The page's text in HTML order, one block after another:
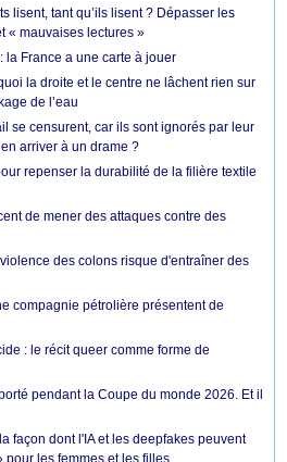
lisent, tant qu’ils lisent ? Dépasser les
« mauvaises lectures »
la France a une carte à jouer
la droite et le centre ne lâchent rien sur
de l’eau
se censurent, car ils sont ignorés par leur
arriver à un drame ?
repenser la durabilité de la filière textile
de mener des attaques contre des
des colons risque d'entraîner des
compagnie pétrolière présentent de
: le récit queer comme forme de
pendant la Coupe du monde 2026. Et il
façon dont l'IA et les deepfakes peuvent
pour les femmes et les filles